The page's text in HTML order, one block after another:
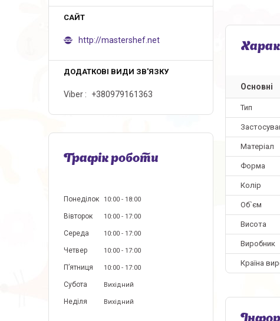
Основні
Тип
Матеріал
Форма
Колір
Об`єм
Висота
Виробник
Країна
http://mastershef.net
Viber +380979161363
Графік роботи
Понеділок 10:00 18:00
Вівторок 10:00 17:00
Середа 10:00 17:00
Четвер 10:00 17:00
Пʼятниця 10:00 17:00
Субота Вихідний
Неділя Вихідний